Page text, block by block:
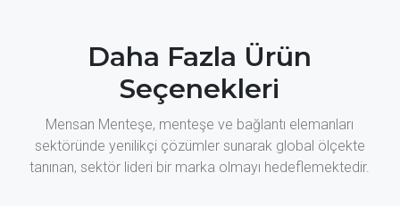
Daha Fazla Ürün
Seçenekleri
Mensan Menteşe, menteşe ve bağlantı elemanları
sektöründe yenilikçi çözümler sunarak global ölçekte
tanınan, sektör lideri bir marka olmayı hedeflemektedir.